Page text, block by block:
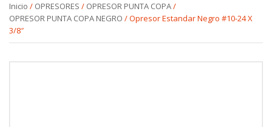
Inicio / OPRESORES / OPRESOR PUNTA COPA/
OPRESOR PUNTA COPA NEGRO / Opresor Estandar Negro #10-24 X
3/8″